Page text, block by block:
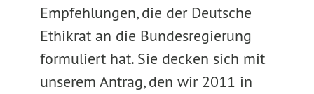
Empfehlungen, die der Deutsche
Ethikrat an die Bundesregierung
formuliert hat. Sie decken sich mit
unserem Antrag, den wir 2011 in